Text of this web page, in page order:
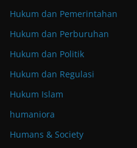
Hukum dan Pemerintahan
Hukum dan Perburuhan
Hukum dan Politik
Hukum dan Regulasi
Hukum Islam
humaniora
Humans & Society